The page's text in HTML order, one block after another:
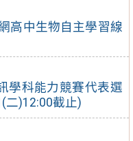
高中生物自主學習線
學科能力競賽代表選
二)12:00截止)